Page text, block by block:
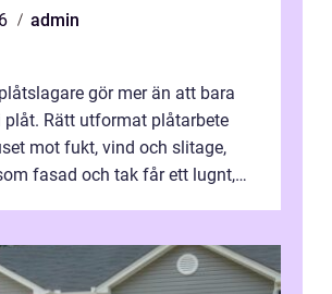
admin
gör mer än att bara
plåt. Rätt utformat plåtarbete
mot fukt, vind och slitage,
fasad och tak får ett lugnt,